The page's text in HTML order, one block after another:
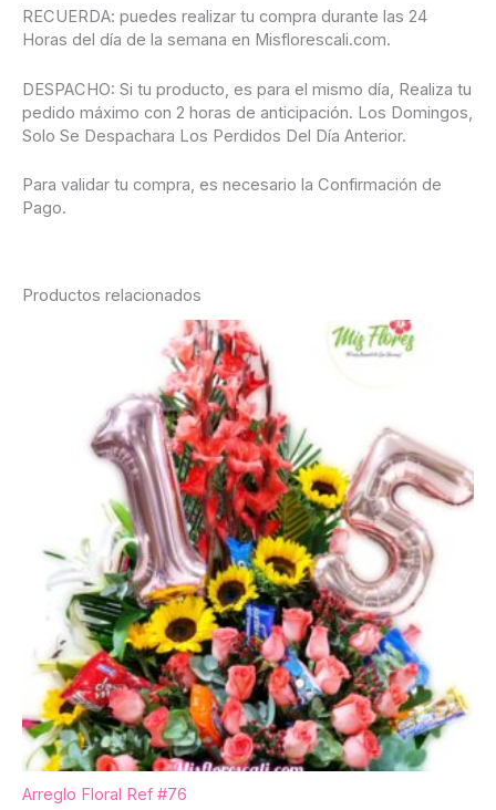
RECUERDA: puedes realizar tu compra durante las 24
Horas del día de la semana en Misflorescali.com.
DESPACHO: Si tu producto, es para el mismo día, Realiza tu
pedido máximo con 2 horas de anticipación. Los Domingos,
Solo Se Despachara Los Perdidos Del Día Anterior.
Para validar tu compra, es necesario la Confirmación de
Pago.
Productos relacionados
Arreglo Floral Ref #76